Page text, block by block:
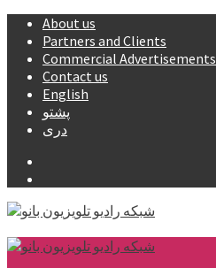
Skip
content
About us
Partners and Clients
Commercial Advertisements
Contact us
English
پشتو
دری
Primary